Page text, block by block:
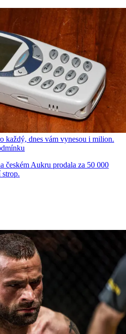
každý, dnes vám vynesou i milion.
českém Aukru prodala za 50 000
strop.